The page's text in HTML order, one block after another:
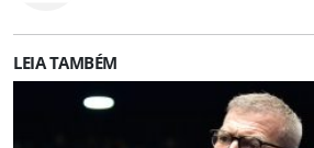
LEIA TAMBÉM